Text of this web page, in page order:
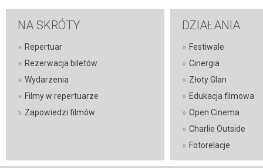
NA SKRÓTY
» Repertuar
» Rezerwacja biletów
» Wydarzenia
» Filmy w repertuarze
» Zapowiedzi filmów
DZIAŁANIA
» Festiwale
» Cinergia
» Złoty Glan
» Edukacja filmowa
» Open Cinema
» Charlie Outside
» Fotorelacje